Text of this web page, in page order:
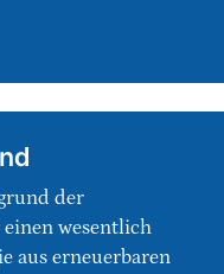
der
wesentlich
aus erneuerbaren